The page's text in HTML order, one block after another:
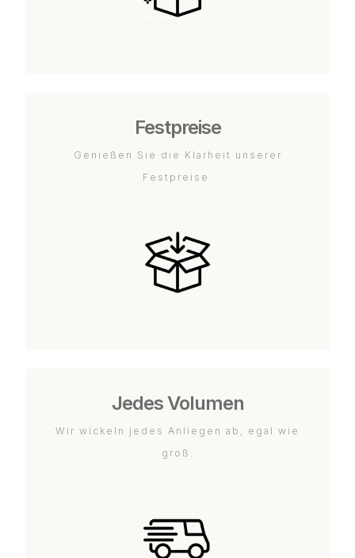
Festpreise
Genießen Sie die Klarheit unserer
Festpreise.
Jedes Volumen
Wir wickeln jedes Anliegen ab, egal wie
groß.